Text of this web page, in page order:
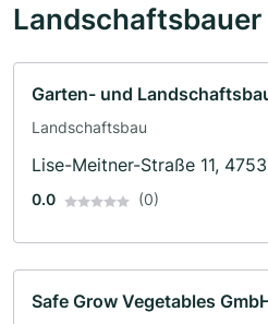
Landschaftsbauer
Garten- und
Landschaftsbau
Lise-Meitner-Straße 11,
0.0 (0)
Safe Grow Vegetables